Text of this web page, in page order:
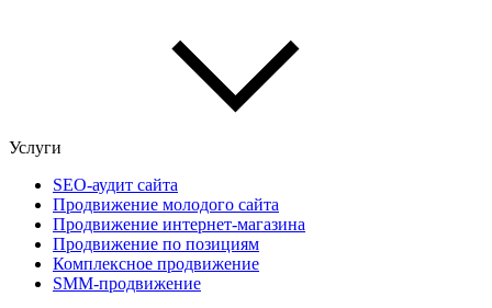
Услуги
SEO-аудит сайта
Продвижение молодого сайта
Продвижение интернет-магазина
Продвижение по позициям
Комплексное продвижение
SMM-продвижение